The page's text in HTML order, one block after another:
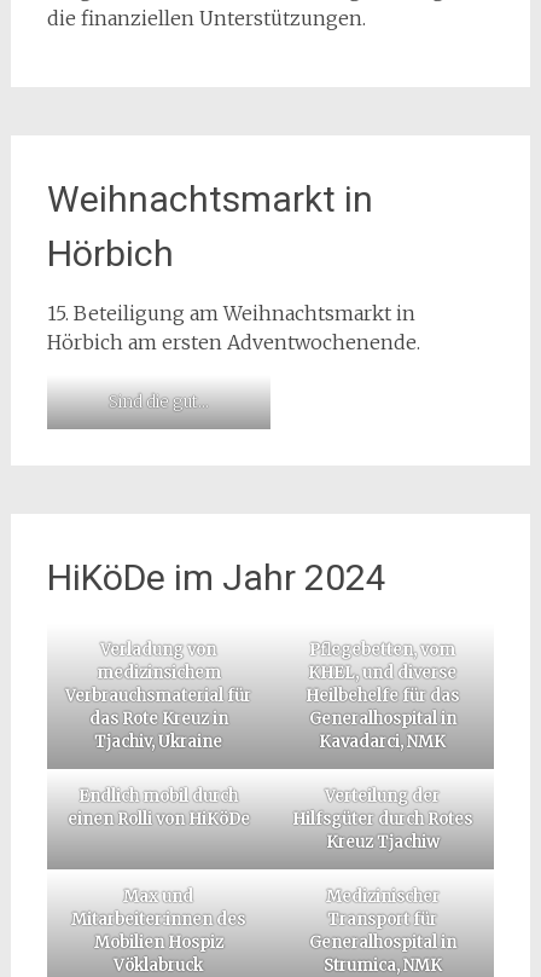
die finanziellen Unterstützungen.
Weihnachtsmarkt in
Hörbich
15. Beteiligung am Weihnachtsmarkt in
Hörbich am ersten Adventwochenende.
Sind die gut…
HiKöDe im Jahr 2024
Verladung von
medizinsichem
Verbrauchsmaterial für
das Rote Kreuz in
Tjachiv, Ukraine
Pflegebetten, vom
KHEL, und diverse
Heilbehelfe für das
Generalhospital in
Kavadarci, NMK
Endlich mobil durch
einen Rolli von HiKöDe
Verteilung der
Hilfsgüter durch Rotes
Kreuz Tjachiw
Max und
Mitarbeiter:innen des
Mobilien Hospiz
Vöklabruck
Medizinischer
Transport für
Generalhospital in
Strumica, NMK